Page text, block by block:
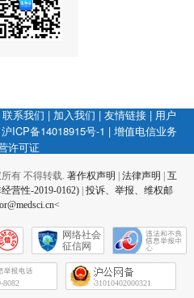
联系我们 | 加入我们 | 友情链接 | 用户
沪ICP备14018915号-1 | 增值电信业务
许可证
所有 不得转载. 著作权声明 法律声明
互
营性-2019-0162) 投诉、举报、维权邮
网络社会
征信网
8082 31010402000321